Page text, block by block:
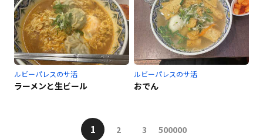
ルビーパレスのサ活
ラーメンと生ビール
ルビーパレスのサ活
おでん
1 2 3 500000